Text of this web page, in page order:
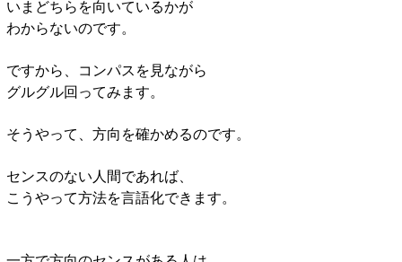
いまどちらを向いているかが
わからないのです。
ですから、コンパスを見ながら
グルグル回ってみます。
そうやって、方向を確かめるのです。
センスのない人間であれば、
こうやって方法を言語化できます。